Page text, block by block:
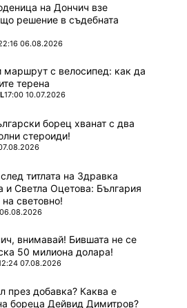
на Дончич взе
решение в съдебната
06.08.2026
маршрут с велосипед: как да
терена
17:00 10.07.2026
борец хванат с два
стероиди!
титлата на Здравка
и Светла Оцетова: България
световно!
внимавай! Бившата не се
50 милиона долара!
07.08.2026
през добавка? Каква е
бореца Дейвид Димитров?